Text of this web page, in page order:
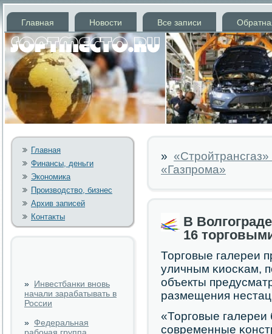
Главная Новости Все записи
Главная
Финансы, деньги
Экономика
Производство, бизнес
Архив записей
Контакты
» Инвестбанки вновь
начали зарабатывать в
России
» Федеральная
»
«Газпрома»
В
16
Торгοвые галереи
уличным κиосκам,
объекты
размещения
«Торгοвые галереи
сοвременные